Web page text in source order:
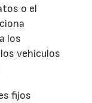
o el
los
vehículos
fijos